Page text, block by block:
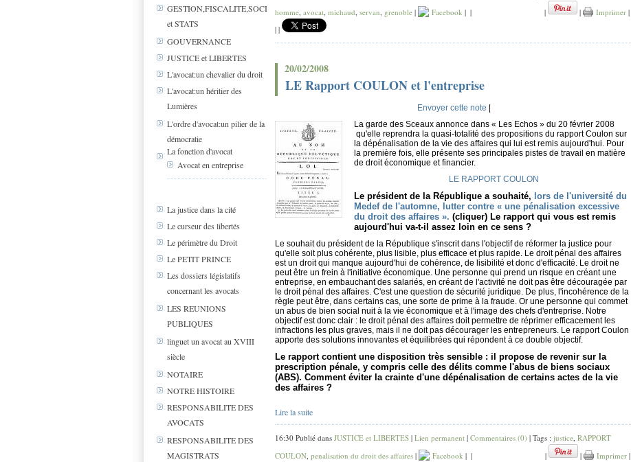
GESTION,FISCALITE,SOCIAL
et STATS
GOUVERNANCE
JUSTICE et LIBERTES
L'avocat:un chevalier du droit
L'avocat:un héritier des
Lumières
L'ordre d'avocat:un pilier de la
démocratie
La fonction d'avocat
Avocat en entreprise
La justice dans la cité
Le curseur des libertés
Le périmètre du Droit
Le PETIT PRINCE
Les dossiers législatifs
concernant les avocats
LES REUNIONS
PUBLIQUES
linguet un avocat au XVIII
siècle
NOTAIRE
NOTRE HISTOIRE
RESPONSABILITE DES
AVOCATS
RESPONSABILITE DES
MAGISTRATS
homme, avocat, michaud, servan, grenoble | Facebook | | | | Imprimer |
| |
20/02/2008
LE Rapport COULON et l'entreprise
Envoyer cette note
La garde des Sceaux annonce dans « Les Echos » du 20 février 2008
qu'elle reprendra la quasi-totalité des propositions du rapport Coulon sur
la dépénalisation de la vie des affaires qui lui est remis aujourd'hui. Pour
la première fois, elle présente ses principales pistes de travail en matière
de droit économique et financier.
LE RAPPORT COULON
Le président de la République a souhaité, lors de l'université du
Medef de l'automne, lutter contre « une pénalisation excessive
du droit des affaires ». (cliquer) Le rapport qui vous est remis
aujourd'hui va-t-il assez loin en ce sens ?
Le souhait du président de la République s'inscrit dans l'objectif de réformer la justice pour
qu'elle soit plus cohérente, plus lisible, plus efficace et plus rapide. Le droit pénal des affaires
est un droit qui manque aujourd'hui de cohérence, de lisibilité et donc d'efficacité. Le droit ne
peut être un frein à l'initiative économique. Une personne qui prend un risque en créant une
entreprise, en embauchant des salariés, en créant de l'activité ne doit pas être découragée par
le droit pénal des affaires. C'est une question de sécurité juridique. De plus, l'incohérence de la
règle peut être, dans certains cas, une sorte de prime à la fraude. Or une personne qui commet
un abus de bien social nuit à la vie économique et à l'image des chefs d'entreprise. Notre
objectif est donc clair : le droit pénal des affaires doit permettre de réprimer efficacement les
infractions les plus graves, mais il ne doit pas décourager les entrepreneurs. Le rapport Coulon
apporte des solutions innovantes et équilibrées qui répondent à ce double objectif.
Le rapport contient une disposition très sensible : il propose de revenir sur la
prescription pénale, y compris celle des délits comme l'abus de biens sociaux
(ABS). Comment éviter la crainte d'une dépénalisation de certains actes de la vie
des affaires ?
Lire la suite
16:30 Publié dans JUSTICE et LIBERTES | Lien permanent | Commentaires (0) | Tags : justice, RAPPORT
COULON, penalisation du droit des affaires | Facebook | | | | Imprimer |